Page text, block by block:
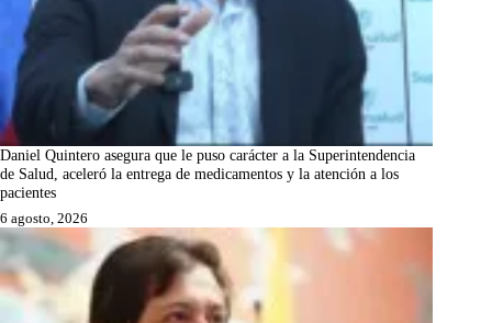
Daniel Quintero asegura que le puso carácter a la Superintendencia
de Salud, aceleró la entrega de medicamentos y la atención a los
pacientes
6 agosto, 2026